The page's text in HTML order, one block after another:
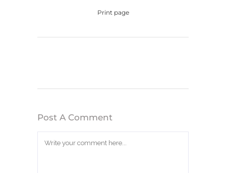
Print page
Post A Comment